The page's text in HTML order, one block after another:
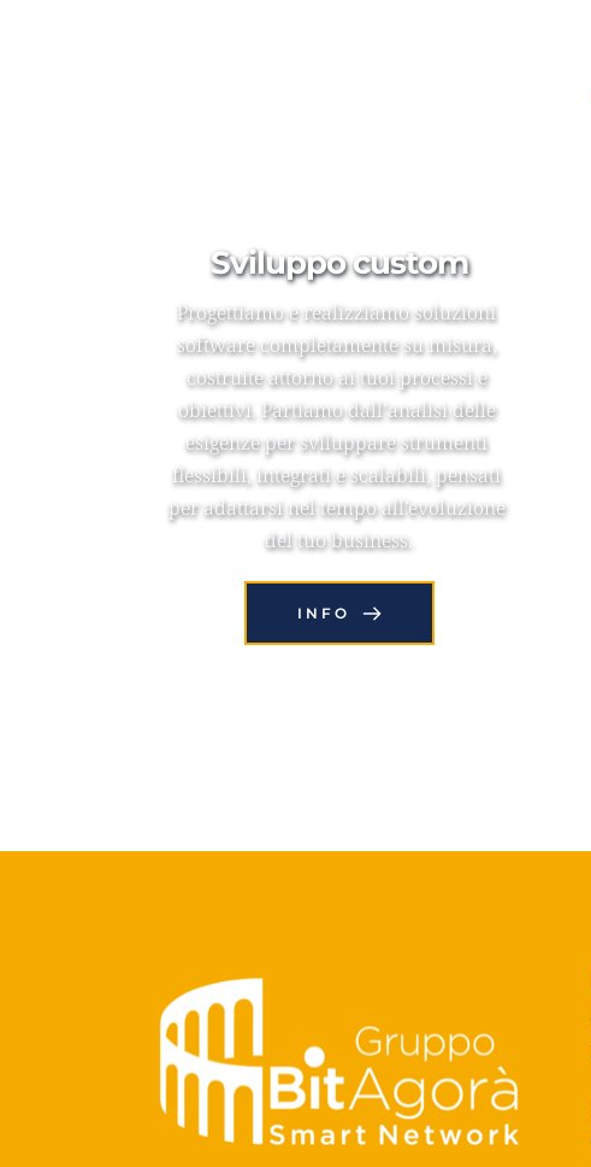
Sviluppo custom
Progettiamo e realizziamo soluzioni
software completamente su misura,
costruite attorno ai tuoi processi e
obiettivi. Partiamo dall’analisi delle
esigenze per sviluppare strumenti
flessibili, integrati e scalabili, pensati
per adattarsi nel tempo all’evoluzione
del tuo business.
INFO